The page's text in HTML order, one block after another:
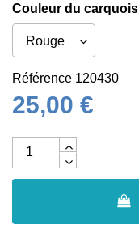
Couleur du carquois
Référence 120430
25,00 €